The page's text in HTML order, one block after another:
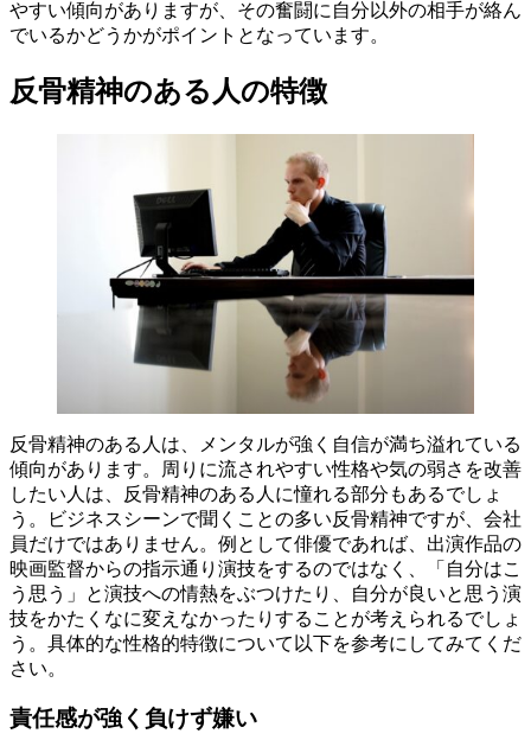
やすい傾向がありますが、その奮闘に自分以外の相手が絡ん
でいるかどうかがポイントとなっています。
反骨精神のある人の特徴
反骨精神のある人は、メンタルが強く自信が満ち溢れている
傾向があります。周りに流されやすい性格や気の弱さを改善
したい人は、反骨精神のある人に憧れる部分もあるでしょ
う。ビジネスシーンで聞くことの多い反骨精神ですが、会社
員だけではありません。例として俳優であれば、出演作品の
映画監督からの指示通り演技をするのではなく、「自分はこ
う思う」と演技への情熱をぶつけたり、自分が良いと思う演
技をかたくなに変えなかったりすることが考えられるでしょ
う。具体的な性格的特徴について以下を参考にしてみてくだ
さい。
責任感が強く負けず嫌い